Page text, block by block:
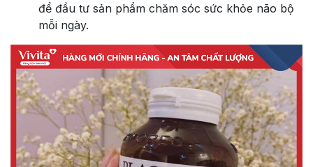
để đầu tư sản phẩm chăm sóc sức khỏe não bộ
mỗi ngày.